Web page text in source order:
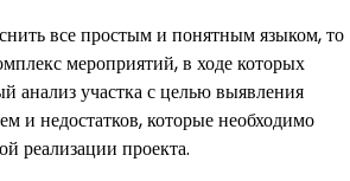
все простым и понятным языком, то
мероприятий, в ходе которых
анализ участка с целью выявления
и недостатков, которые необходимо
реализации проекта.